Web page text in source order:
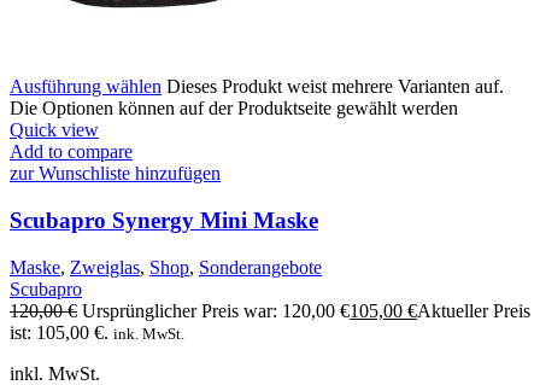
Ausführung wählen Dieses Produkt weist mehrere Varianten auf.
Die Optionen können auf der Produktseite gewählt werden
Quick view
Add to compare
zur Wunschliste hinzufügen
Scubapro Synergy Mini Maske
Maske, Zweiglas, Shop, Sonderangebote
Scubapro
120,00€ Ursprünglicher Preis war: 120,00 €105,00 €Aktueller Preis
ist: 105,00 €. ink. MwSt.
inkl. MwSt.